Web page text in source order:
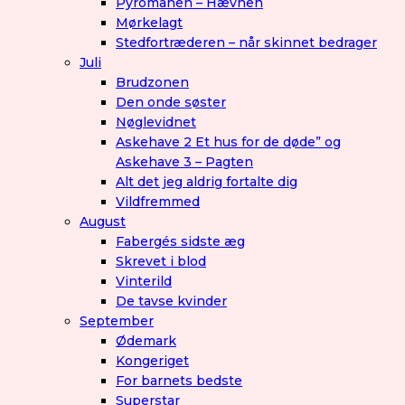
Mørkelagt
Stedfortræderen – når skinnet bedrager
Juli
Brudzonen
Den onde søster
Nøglevidnet
Askehave 2 Et hus for de døde” og
Askehave 3 – Pagten
Alt det jeg aldrig fortalte dig
Vildfremmed
August
Fabergés sidste æg
Skrevet i blod
Vinterild
De tavse kvinder
September
Ødemark
Kongeriget
For barnets bedste
Superstar